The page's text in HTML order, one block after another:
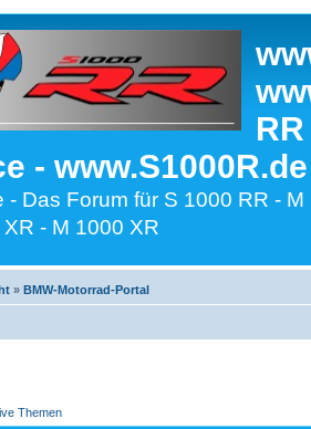
-
- Das Forum für S 1000 RR -
- M 1000 XR
» BMW-Motorrad-Portal
Themen